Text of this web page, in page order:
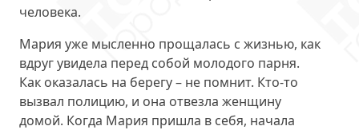
человека.
Мария уже мысленно прощалась с жизнью, как
вдруг увидела перед собой молодого парня.
Как оказалась на берегу – не помнит. Кто-то
вызвал полицию, и она отвезла женщину
домой. Когда Мария пришла в себя, начала